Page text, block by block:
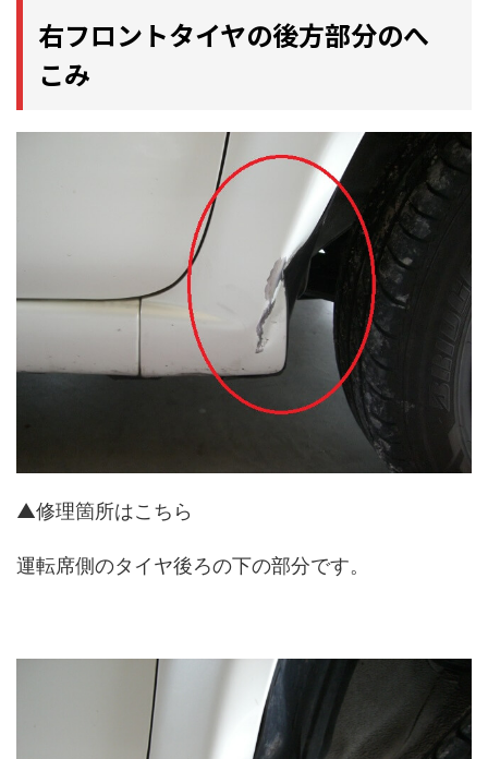
右フロントタイヤの後方部分のへ
こみ
▲修理箇所はこちら
運転席側のタイヤ後ろの下の部分です。